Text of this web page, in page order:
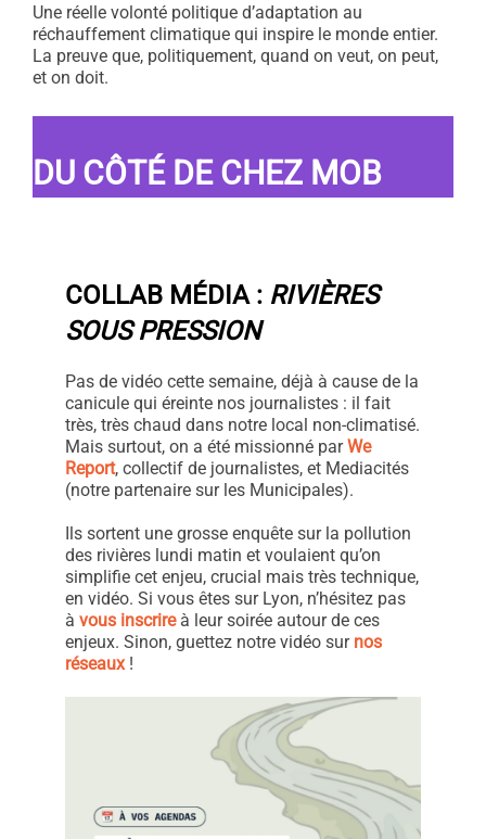
Une réelle volonté politique d’adaptation au
réchauffement climatique qui inspire le monde entier.
La preuve que, politiquement, quand on veut, on peut,
et on doit.
DU CÔTÉ DE CHEZ MOB
COLLAB MÉDIA : RIVIÈRES
SOUS PRESSION
Pas de vidéo cette semaine, déjà à cause de la
canicule qui éreinte nos journalistes : il fait
très, très chaud dans notre local non-climatisé.
Mais surtout, on a été missionné parWe
Report, collectif de journalistes, et Mediacités
(notre partenaire sur les Municipales).
Ils sortent une grosse enquête sur la pollution
des rivières lundi matin et voulaient qu’on
simplifie cet enjeu, crucial mais très technique,
en vidéo. Si vous êtes sur Lyon, n’hésitez pas
à vous inscrireà leur soirée autour de ces
enjeux. Sinon, guettez notre vidéo sur nos
réseaux!